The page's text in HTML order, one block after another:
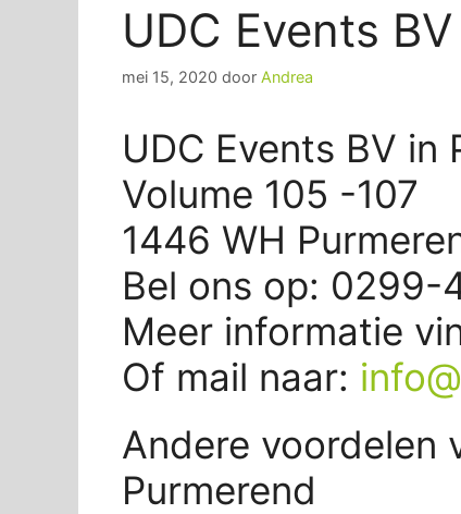
UDC Events
mei 15, 2020 door Andrea
UDC Events BV in
Volume 105 -107
1446 WH
Bel ons op: 0299-
Meer informatie
Of mail naar:
Andere voordelen
Purmerend